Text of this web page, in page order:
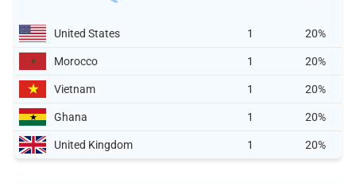
United States 1 20%
Morocco 1 20%
Vietnam 1 20%
Ghana 1 20%
United Kingdom 1 20%